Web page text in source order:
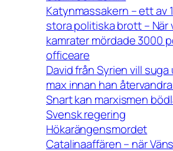
Katynmassakern – ett av
stora politiska brott –
kamrater mördade 3000
officeare
David från Syrien vill
max innan han
Snart kan marxismen
Svensk regering
Hökarängensmordet
Catalinaaffären – när